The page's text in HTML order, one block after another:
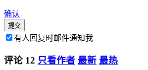
确认
提交
有人回复时邮件通知我
评论 12 只看作者 最新 最热